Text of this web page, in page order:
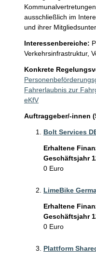
ausschließlich im
und ihrer
Interessenbereiche:
Verkehrsinfrastruktur,
Konkrete
Fahrerlaubnis zur
eKfV
Auftraggeber/-innen
Bolt Services
Erhaltene
Geschäftsjahr
0 Euro
LimeBike
Erhaltene
Geschäftsjahr
0 Euro
Plattform